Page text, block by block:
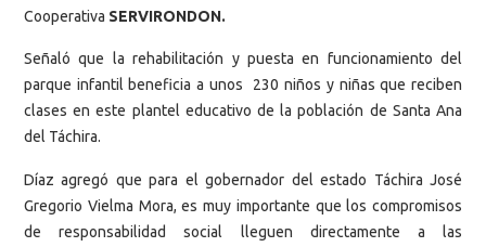
Cooperativa SERVIRONDON.
Señaló que la rehabilitación y puesta en funcionamiento del
parque infantil beneficia a unos 230 niños y niñas que reciben
clases en este plantel educativo de la población de Santa Ana
del Táchira.
Díaz agregó que para el gobernador del estado Táchira José
Gregorio Vielma Mora, es muy importante que los compromisos
de responsabilidad social lleguen directamente a las